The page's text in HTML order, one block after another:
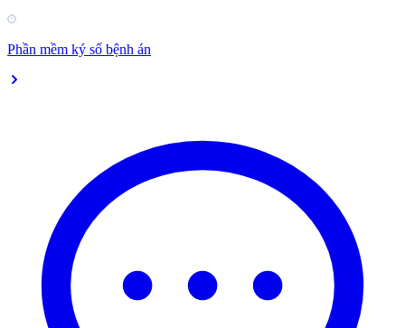
Phần mềm ký số bệnh án